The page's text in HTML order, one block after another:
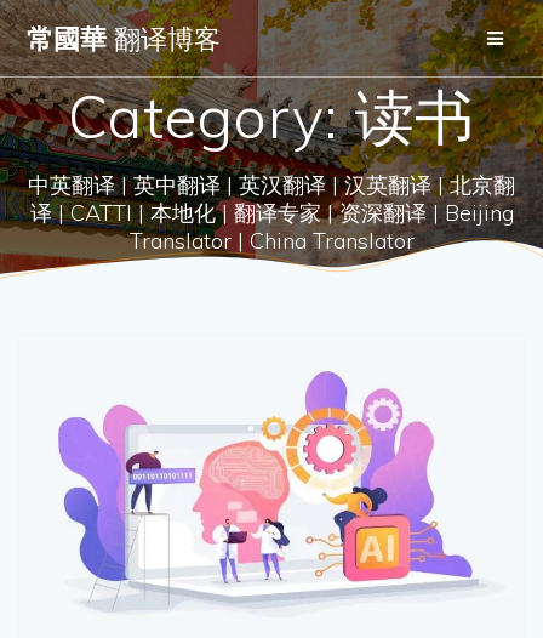
Skip
to
content
常國華翻译博客
Category:读书
中英翻译 | 英中翻译 | 英汉翻译 | 汉英翻译 | 北京翻
译 | CATTI | 本地化 | 翻译专家 | 资深翻译 | Beijing
Translator | China Translator